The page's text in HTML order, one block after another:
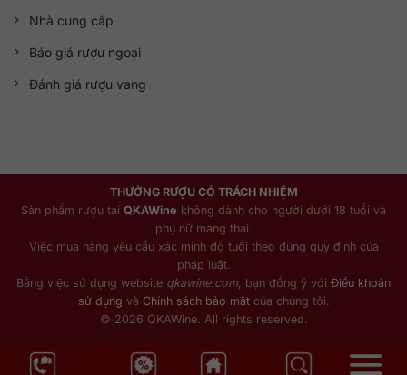
Nhà cung cấp
Báo giá rượu ngoại
Đánh giá rượu vang
THƯỞNG RƯỢU CÓ TRÁCH NHIỆM
Sản phẩm rượu tại QKAWine không dành cho người dưới 18 tuổi và
phụ nữ mang thai.
Việc mua hàng yêu cầu xác minh độ tuổi theo đúng quy định của
pháp luật.
Bằng việc sử dụng website qkawine.com , bạn đồng ý với Điều khoản
sử dụng và Chính sách bảo mậtcủa chúng tôi.
© 2026 QKAWine. All rights reserved.